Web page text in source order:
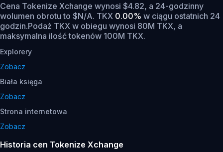
Cena Tokenize Xchange wynosi $4.82, a 24-godzinny
wolumen obrotu to $N/A. TKX 0.00% w ciągu ostatnich 24
godzin.Podaż TKX w obiegu wynosi 80M TKX, a
maksymalna ilość tokenów 100M TKX.
Explorery
Zobacz
Biała księga
Zobacz
Strona internetowa
Zobacz
Historia cen Tokenize Xchange